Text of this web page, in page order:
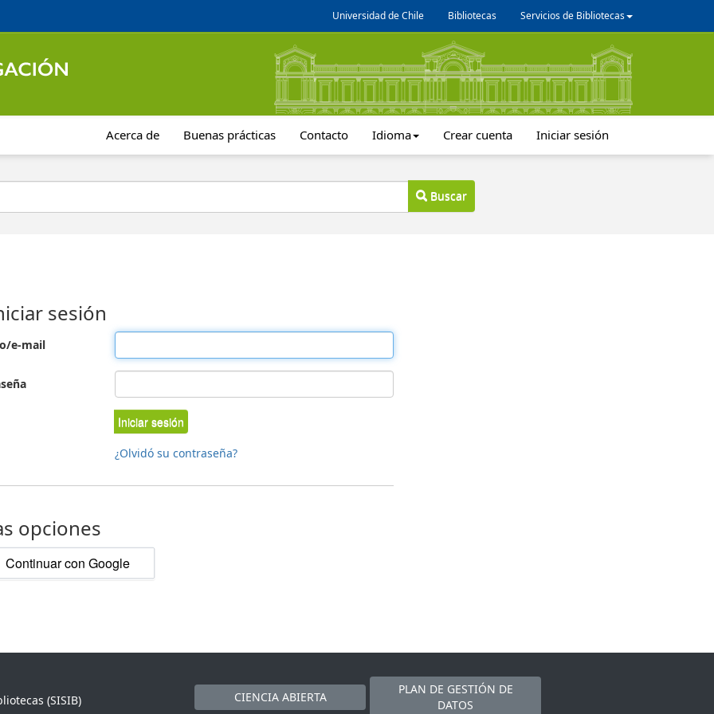
Universidad de Chile Bibliotecas Servicios de Bibliotecas
Acerca de Buenas prácticas Contacto Idioma Crear cuenta Iniciar sesión
Buscar
sesión
e-mail
Iniciar sesión
¿Olvidó su contraseña?
opciones
Continuar con Google
(SISIB)
CIENCIA ABIERTA
PLAN DE GESTIÓN DE
DATOS